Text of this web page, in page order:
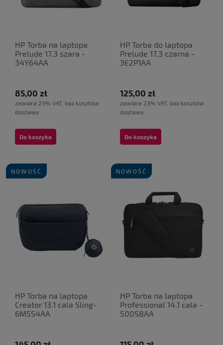
HP Torba na laptopa
Prelude 17.3 szara -
34Y64AA
85,00 zł
zawiera 23% VAT, bez kosztów
dostawy
Do koszyka
HP Torba do laptopa
Prelude 17.3 czarna -
3E2P1AA
125,00 zł
zawiera 23% VAT, bez kosztów
dostawy
Do koszyka
HP Torba na laptopa
Creator 13.1 cala Sling-
6M5S4AA
NOWOŚĆ
HP Torba na laptopa
Professional 14.1 cala -
500S8AA
NOWOŚĆ